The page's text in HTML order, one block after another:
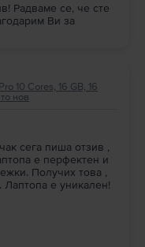
Радваме се, че сте
Ви за
10 Cores, 16 GB, 16
нов
сега пиша отзив ,
е перфектен и
Получих това ,
Лаптопа е уникален!